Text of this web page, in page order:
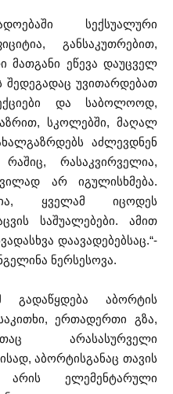
სექსუალური
განსაკუთრებით,
მათგანი ეწევა დაუცველ
შედეგადაც უვითარდებათ
და საბოლოოდ,
სკოლებში, მაღალ
აძლევდნენ
რასაკვირველია,
არ იგულისხმება.
ყველამ იცოდეს
საშუალებები. ამით
დაავადებებსაც.“-
ნერსესოვა.
გადაწყდება აბორტის
ერთადერთი გზა,
არასასურველი
აბორტისგანაც თავის
არის ელემენტარული